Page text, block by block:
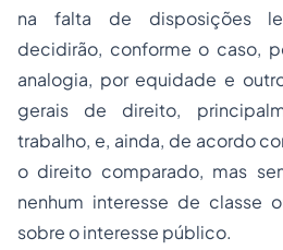
na falta de disposições
decidirão, conforme o caso,
analogia, por equidade e
gerais de direito,
trabalho, e, ainda, de acordo
o direito comparado, mas
nenhum interesse de classe
sobre o interesse público.